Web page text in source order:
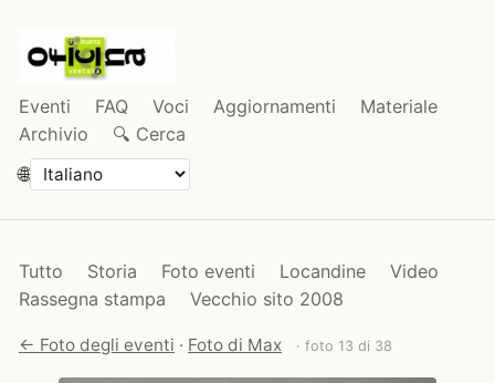
Eventi FAQ Voci Aggiornamenti
Materiale
Archivio
🔍 Cerca
🌐
Tutto Storia Foto eventi Locandine
Video
Rassegna stampa
Vecchio sito 2008
← Foto degli eventi · Foto di Max · foto 13 di 38